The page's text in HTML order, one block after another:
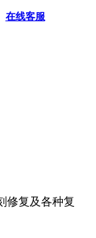
在线客服
修复及各种复